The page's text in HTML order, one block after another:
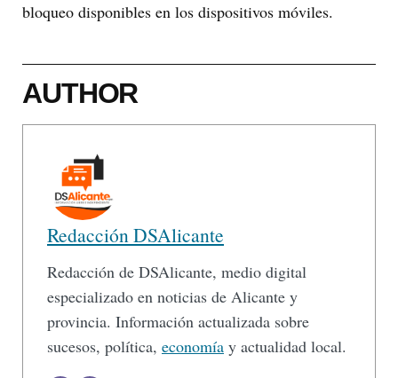
bloqueo disponibles en los dispositivos móviles.
AUTHOR
Redacción DSAlicante
Redacción de DSAlicante, medio digital
especializado en noticias de Alicante y
provincia. Información actualizada sobre
sucesos, política, economía y actualidad local.